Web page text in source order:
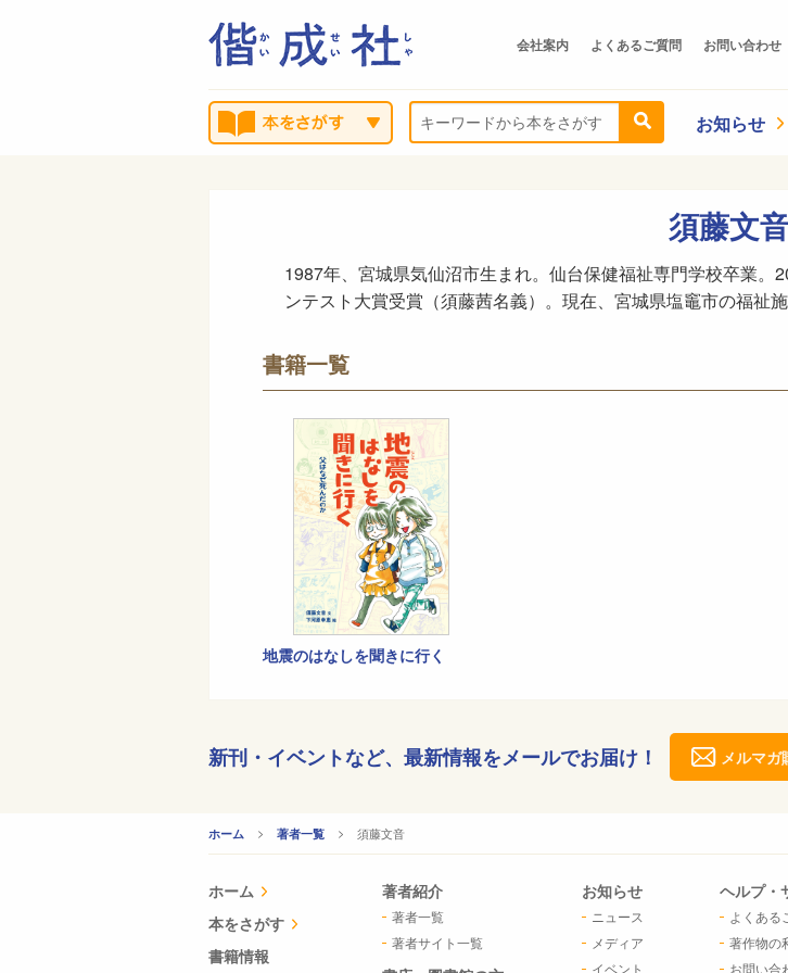
会社案内 よくあるご質問 お問い合わせ
お知らせ
須藤文
1987年、宮城県気仙沼市生まれ。仙台保健福祉専門学校卒業。
ンテスト大賞受賞（須藤茜名義）。現在、宮城県塩竈市の福祉
書籍一覧
地震のはなしを聞きに行く
新刊・イベントなど、 最新情報をメールでお届け！ メルマガ
ホーム 著者一覧 CURRENT:
須藤文音
ホーム
本をさがす
書籍情報
著者紹介
著者一覧
著者サイト一覧
お知らせ
ニュース
メディア
イベント
ヘルプ・
よくある
著作物の
お問い合